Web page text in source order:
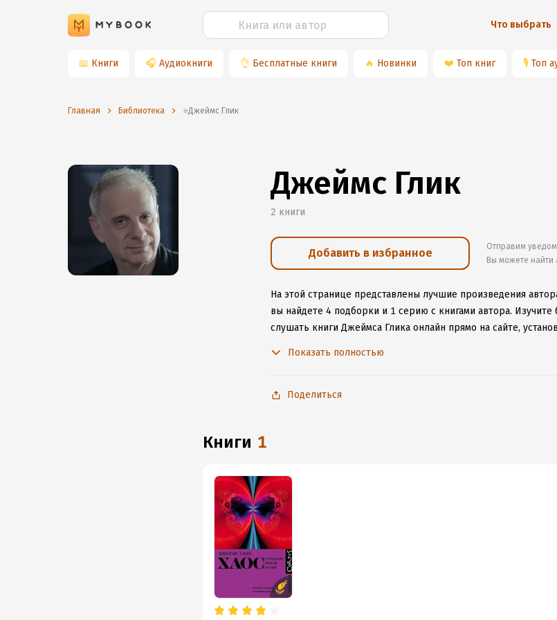
Что выбрать
📖 Книги 🎧 Аудиокниги 👌 Бесплатные книги 🔥 Новинки ❤️ Топ книг 🎙 Топ
Главная Библиотека ⭐️Джеймс Глик
Джеймс Глик
2 книги
Добавить в избранное
Отправим
Вы можете найти
На этой странице представлены лучшие произведения
вы найдете 4 подборки и 1 серию с книгами автора. Изучите
слушать книги Джеймса Глика онлайн прямо на сайте,
Показать полностью
Поделиться
книги 1